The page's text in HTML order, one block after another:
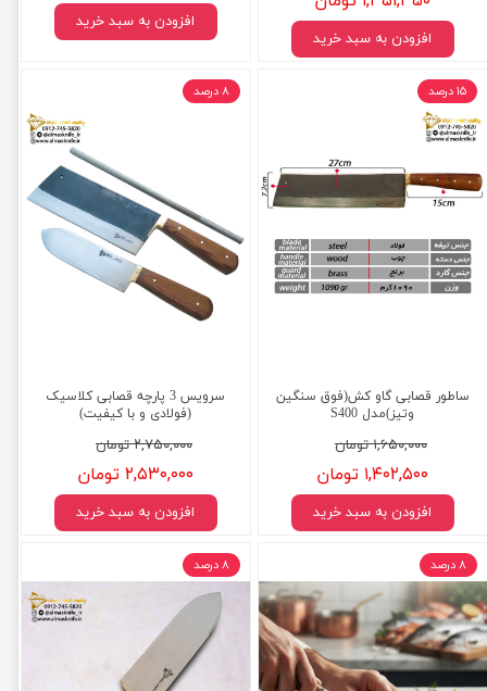
افزودن به سبد خرید
افزودن به سبد خرید
ساطور قصابی گاو کش(فوق سنگین
وتیز)مدل S400
۱,۶۵۰,۰۰۰ تومان
۱,۴۰۲,۵۰۰ تومان
افزودن به سبد خرید
۱۵ درصد
سرویس 3 پارچه قصابی کلاسیک
(فولادی و با کیفیت)
۲,۷۵۰,۰۰۰ تومان
۲,۵۳۰,۰۰۰ تومان
افزودن به سبد خرید
۸ درصد
۸ درصد ۸ درصد